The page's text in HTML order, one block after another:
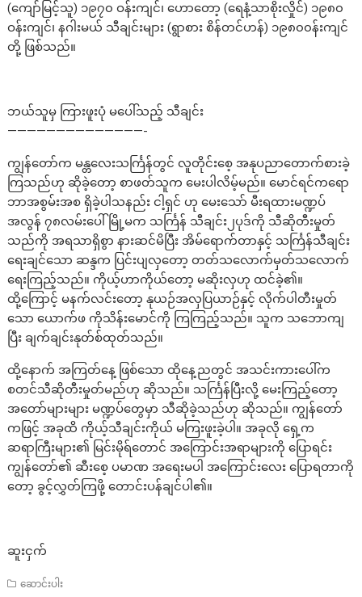
(ကျော်မြင့်သူ) ၁၉၇၀ ဝန်းကျင်၊ ဟောတော့ (ရေနံ့သာစိုးလှိုင်) ၁၉၈၀
ဝန်းကျင်၊ နဂါးမယ် သီချင်းများ (ရွာစား စိန်တင်ဟန်) ၁၉၈၀၀န်းကျင်
တို့ ဖြစ်သည်။
ဘယ်သူမှ ကြားဖူးပုံ မပေါ်သည့် သီချင်း
——————————————-
ကျွန်တော်က မန္တလေးသင်္ကြန်တွင် လူတိုင်းစေ့ အနုပညာတောက်စားခဲ့
ကြသည်ဟု ဆိုခဲ့တော့ စာဖတ်သူက မေးပါလိမ့်မည်။ မောင်ရင်ကရော
ဘာအစွမ်းအစ ရှိခဲ့ပါသနည်း ငါ့ရှင် ဟု မေးသော် မီးရထားမဏ္ဍပ်
အလွန် ၇၈လမ်းပေါ် မြို့မက သင်္ကြန် သီချင်း၂ပုဒ်ကို သီဆိုတီးမှုတ်
သည်ကို အရသာရှိစွာ နားဆင်မိပြီး အိမ်ရောက်တာနှင့် သင်္ကြန်သီချင်း
ရေးချင်သော ဆန္ဒက ပြင်းပျလှတော့ တတ်သလောက်မှတ်သလောက်
ရေးကြည့်သည်။ ကိုယ့်ဟာကိုယ်တော့ မဆိုးလှဟု ထင်ခဲ့၏။
ထို့ကြောင့် မနက်လင်းတော့ နုယဉ်အလှပြယာဉ်နှင့် လိုက်ပါတီးမှုတ်
သော ယောက်ဖ ကိုသိန်းမောင်ကို ကြကြည့်သည်။ သူက သဘောကျ
ပြီး ချက်ချင်းနုတ်စ်ထုတ်သည်။
ထို့နောက် အကြတ်နေ့ ဖြစ်သော ထိုနေ့ညတွင် အသင်းကားပေါ်က
စတင်သီဆိုတီးမှုတ်မည်ဟု ဆိုသည်။ သင်္ကြန်ပြီးလို့ မေးကြည့်တော့
အတော်များများ မဏ္ဍပ်တွေမှာ သီဆိုခဲ့သည်ဟု ဆိုသည်။ ကျွန်တော်
ကဖြင့် အခုထိ ကိုယ့်သီချင်းကိုယ် မကြးဖူးခဲ့ပါ။ အခုလို ရှေ့က
ဆရာကြီးများ၏ မြင်းမိုရ်တောင် အကြောင်းအရာများကို ပြောရင်း
ကျွန်တော်၏ ဆီးစေ့ ပမာဏ အရေးမပါ အကြောင်းလေး ပြောရတာကို
တော့ ခွင့်လွှတ်ကြဖို့ တောင်းပန်ချင်ပါ၏။
ဆူးငှက်
ဆောင်းပါး